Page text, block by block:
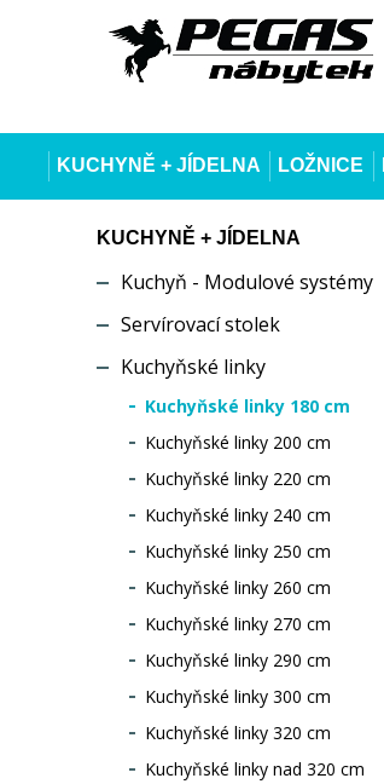
KUCHYNĚ + JÍDELNA LOŽNICE
KUCHYNĚ + JÍDELNA
Kuchyň - Modulové systémy
Servírovací stolek
Kuchyňské linky
Kuchyňské linky 180 cm
Kuchyňské linky 200 cm
Kuchyňské linky 220 cm
Kuchyňské linky 240 cm
Kuchyňské linky 250 cm
Kuchyňské linky 260 cm
Kuchyňské linky 270 cm
Kuchyňské linky 290 cm
Kuchyňské linky 300 cm
Kuchyňské linky 320 cm
Kuchyňské linky nad 320 cm